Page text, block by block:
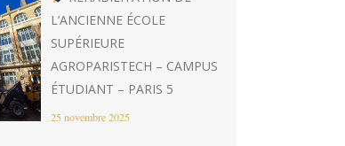
L’ANCIENNE ÉCOLE
SUPÉRIEURE
AGROPARISTECH – CAMPUS
ÉTUDIANT – PARIS 5
25 novembre 2025